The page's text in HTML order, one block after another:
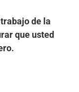
de la
que usted